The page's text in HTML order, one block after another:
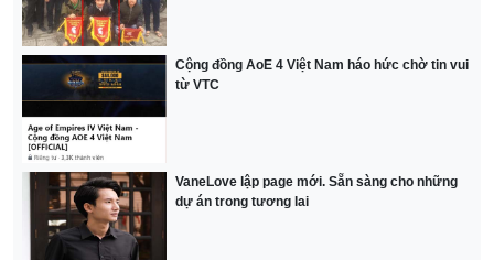
Cộng đồng AoE 4 Việt Nam háo hức chờ tin vui
từ VTC
VaneLove lập page mới. Sẵn sàng cho những
dự án trong tương lai